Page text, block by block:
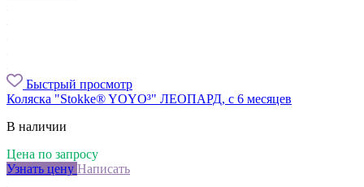
Быстрый просмотр
Коляска "Stokke® YOYO³" ЛЕОПАРД, с 6 месяцев
В наличии
Цена по запросу
Узнать цену Написать